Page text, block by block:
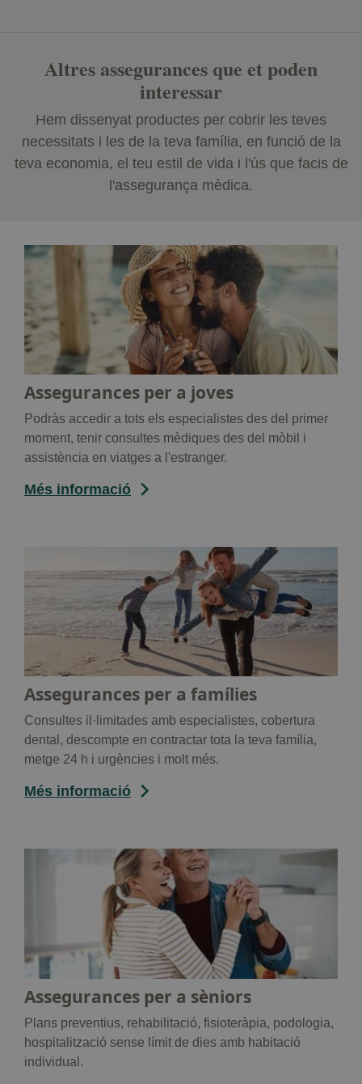
Altres assegurances que et poden
interessar
Hem dissenyat productes per cobrir les teves
necessitats i les de la teva família, en funció de la
teva economia, el teu estil de vida i l'ús que facis de
l'assegurança mèdica.
Assegurances per a joves
Podràs accedir a tots els especialistes des del primer
moment, tenir consultes mèdiques des del mòbil i
assistència en viatges a l'estranger.
Més informació
Assegurances per a famílies
Consultes il·limitades amb especialistes, cobertura
dental, descompte en contractar tota la teva família,
metge 24 h i urgències i molt més.
Més informació
Assegurances per a sèniors
Plans preventius, rehabilitació, fisioteràpia, podologia,
hospitalització sense límit de dies amb habitació
individual.